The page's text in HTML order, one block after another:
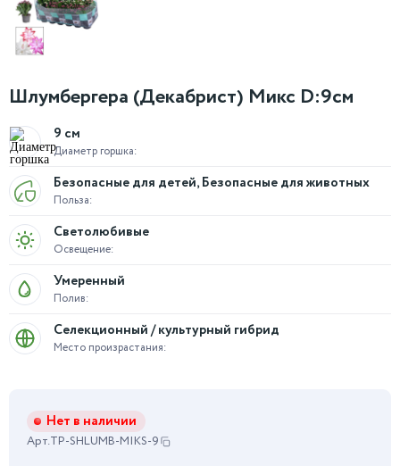
Шлумбергера (Декабрист) Микс D:9см
Диаметр горшка:
9 см
Польза:
Безопасные для детей, Безопасные для животных
Освещение:
Светолюбивые
Полив:
Умеренный
Место произрастания:
Селекционный / культурный гибрид
Нет в наличии
Арт.TP-SHLUMB-MIKS-9